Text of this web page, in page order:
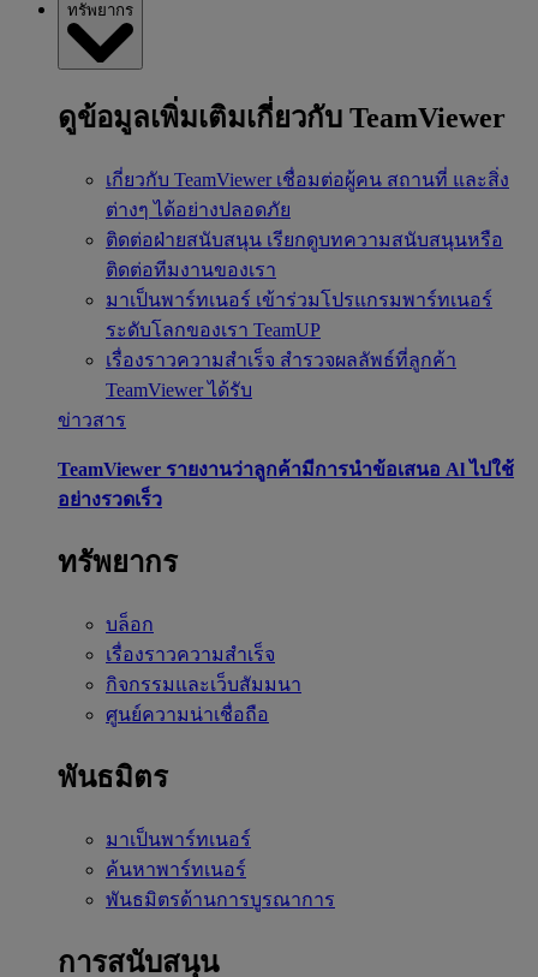
ทรัพยากร
ดูข้อมูลเพิ่มเติมเกี่ยวกับ TeamViewer
เกี่ยวกับ TeamViewer เชื่อมต่อผู้คน สถานที่ และสิ่ง
ต่างๆ ได้อย่างปลอดภัย
ติดต่อฝ่ายสนับสนุน เรียกดูบทความสนับสนุนหรือ
ติดต่อทีมงานของเรา
มาเป็นพาร์ทเนอร์ เข้าร่วมโปรแกรมพาร์ทเนอร์
ระดับโลกของเรา TeamUP
เรื่องราวความสำเร็จ สำรวจผลลัพธ์ที่ลูกค้า
TeamViewer ได้รับ
ข่าวสาร
TeamViewer รายงานว่าลูกค้ามีการนำข้อเสนอ Al ไปใช้
อย่างรวดเร็ว
ทรัพยากร
บล็อก
เรื่องราวความสำเร็จ
กิจกรรมและเว็บสัมมนา
ศูนย์ความน่าเชื่อถือ
พันธมิตร
มาเป็นพาร์ทเนอร์
ค้นหาพาร์ทเนอร์
พันธมิตรด้านการบูรณาการ
การสนับสนุน